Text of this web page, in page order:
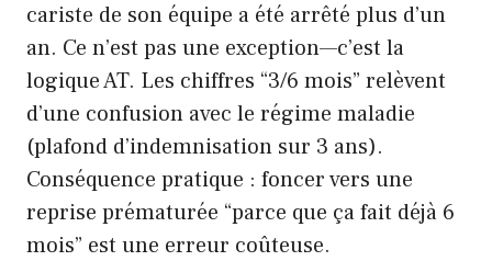
cariste de son équipe a été arrêté plus d’un
an. Ce n’est pas une exception—c’est la
logique AT. Les chiffres “3/6 mois” relèvent
d’une confusion avec le régime maladie
(plafond d’indemnisation sur 3 ans).
Conséquence pratique : foncer vers une
reprise prématurée “parce que ça fait déjà 6
mois” est une erreur coûteuse.